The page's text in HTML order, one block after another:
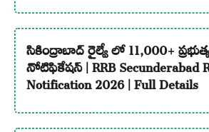
సికింద్రాబాద్ రైల్వే లో 11,000+
నోటిఫికేషన్ | RRB Secunderabad
Notification 2026 | Full Details